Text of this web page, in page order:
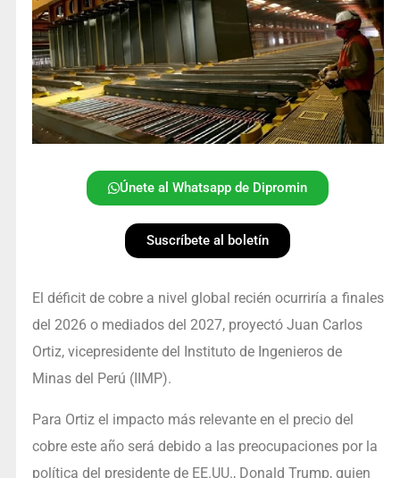
Únete al Whatsapp de Dipromin
Suscríbete al boletín
El déficit de cobre a nivel global recién ocurriría a finales
del 2026 o mediados del 2027, proyectó Juan Carlos
Ortiz, vicepresidente del Instituto de Ingenieros de
Minas del Perú (IIMP).
Para Ortiz el impacto más relevante en el precio del
cobre este año será debido a las preocupaciones por la
política del presidente de EE.UU., Donald Trump, quien